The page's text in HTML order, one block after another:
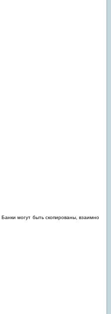
могут быть скопированы, взаимно